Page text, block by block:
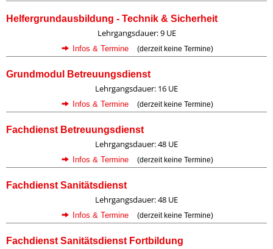
Helfergrundausbildung - Technik & Sicherheit
Lehrgangsdauer: 9 UE
Infos & Termine (derzeit keine Termine)
Grundmodul Betreuungsdienst
Lehrgangsdauer: 16 UE
Infos & Termine (derzeit keine Termine)
Fachdienst Betreuungsdienst
Lehrgangsdauer: 48 UE
Infos & Termine (derzeit keine Termine)
Fachdienst Sanitätsdienst
Lehrgangsdauer: 48 UE
Infos & Termine (derzeit keine Termine)
Fachdienst Sanitätsdienst Fortbildung